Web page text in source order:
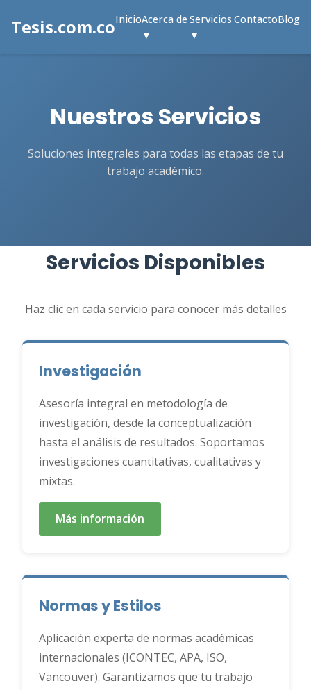
Tesis.com.coInicioAcerca de
▼
Servicios
▼
ContactoBlog
Nuestros Servicios
Soluciones integrales para todas las etapas de tu
trabajo académico.
Servicios Disponibles
Haz clic en cada servicio para conocer más detalles
Investigación
Asesoría integral en metodología de
investigación, desde la conceptualización
hasta el análisis de resultados. Soportamos
investigaciones cuantitativas, cualitativas y
mixtas.
Más información
Normas y Estilos
Aplicación experta de normas académicas
internacionales (ICONTEC, APA, ISO,
Vancouver). Garantizamos que tu trabajo